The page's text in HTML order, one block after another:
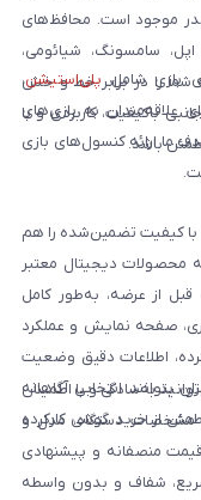
موجود است. محافظ‌های
سامسونگ، شیائومی،
شما را در برابر خط و خش
باکیفیت، کاربردی و با
باشد.
بازی شامل پلی‌استیشن،
به بازی‌های
ما ارائه کنسول‌های بازی
کیفیت تضمین‌شده را هم
به محصولات دیجیتال معتبر
از عرضه، به‌طور کامل
صفحه نمایش و عملکرد
اطلاعات دقیق وضعیت
بتوانند انتخابی آگاهانه
از خرید گوشی کارکرده
به‌سادگی و با اطمینان
مشخصات دستگاه، مدل و
قیمت منصفانه و پیشنهادی
شفاف و بدون واسطه